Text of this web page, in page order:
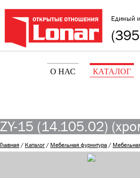
Единый
О НАС КАТАЛОГ
ZY-15 (14.105.02)
Главная/ Каталог/ Мебельная фурнитура/